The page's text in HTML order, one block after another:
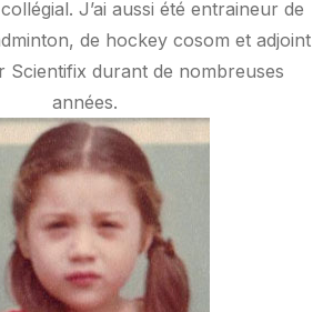
J’ai aussi été entraineur de
de hockey cosom et adjoint
Scientifix durant de nombreuses
années.